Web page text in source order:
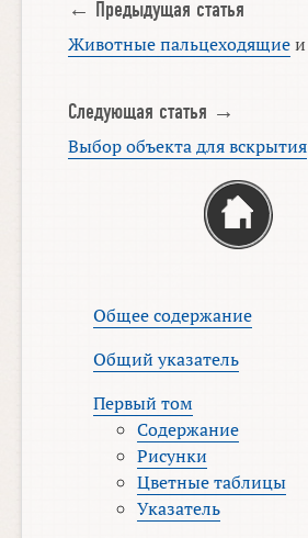
← Предыдущая статья
Животные пальцеходящиеи
Следующая статья →
Выбор объекта для вскрытия
Общее содержание
Общий указатель
Первый том
Содержание
Рисунки
Цветные таблицы
Указатель